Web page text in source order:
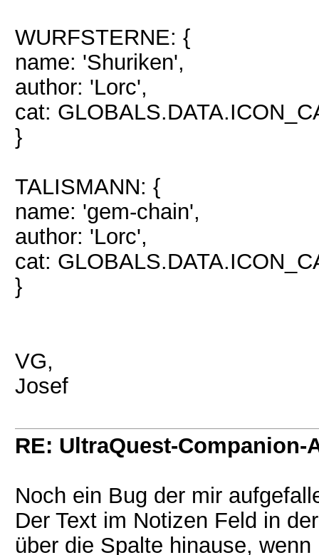
WURFSTERNE: {
name: 'Shuriken',
author: 'Lorc',
cat:
}
TALISMANN: {
name: 'gem-chain',
author: 'Lorc',
cat:
}
VG,
Josef
RE: UltraQuest-Companion-
Noch ein Bug der mir
Der Text im Notizen Feld in
über die Spalte hinause,